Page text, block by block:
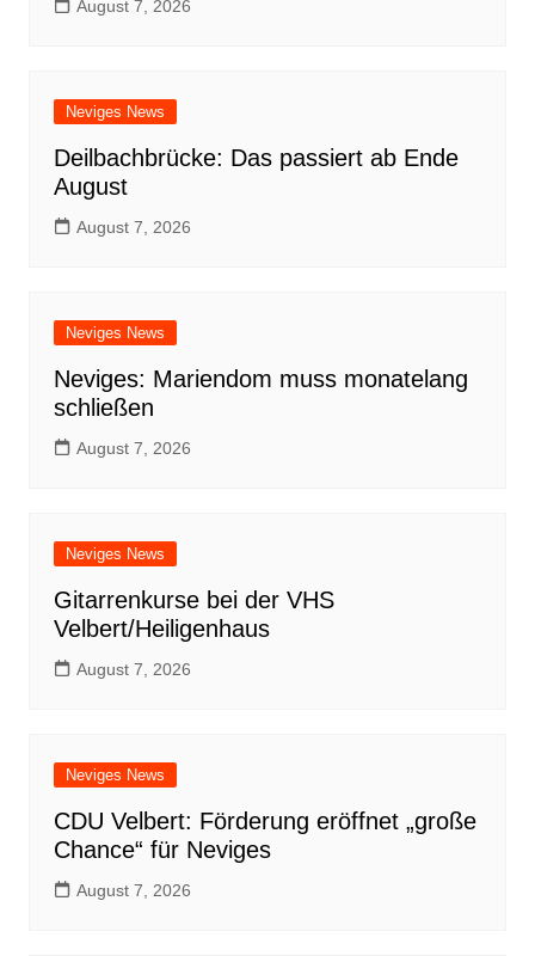
August 7, 2026
Neviges News
Deilbachbrücke: Das passiert ab Ende
August
August 7, 2026
Neviges News
Neviges: Mariendom muss monatelang
schließen
August 7, 2026
Neviges News
Gitarrenkurse bei der VHS
Velbert/Heiligenhaus
August 7, 2026
Neviges News
CDU Velbert: Förderung eröffnet „große
Chance“ für Neviges
August 7, 2026